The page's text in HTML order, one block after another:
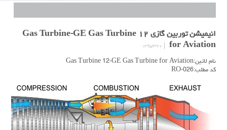
انیمیشن توربین گازی ۱۲ Gas Turbine-GE Gas Turbine
for Aviation
۱۳۹۵/۳/۲۰
نام لاتین:Gas Turbine 12-GE Gas Turbine for Aviation
کد مطلب:RO-026